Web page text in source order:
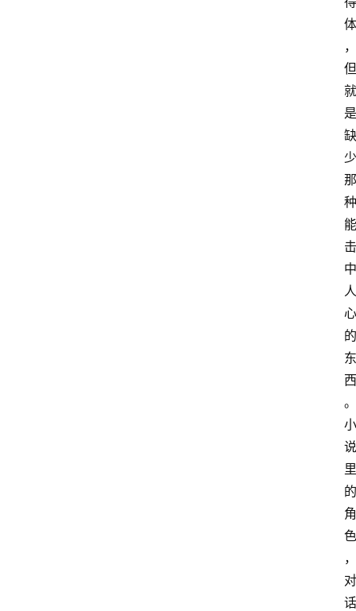
体
，
但
就
是
缺
少
那
种
能
击
中
人
心
的
东
西
。
小
说
里
的
角
色
，
对
话